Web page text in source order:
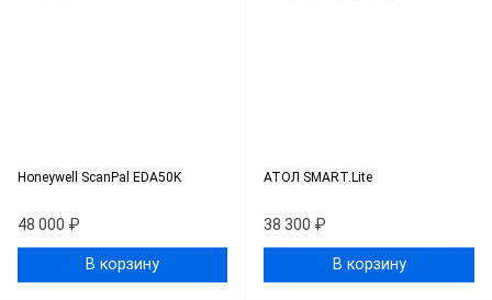
Honeywell ScanPal EDA50K
48 000 ₽
В корзину
АТОЛ SMART.Lite
38 300 ₽
В корзину